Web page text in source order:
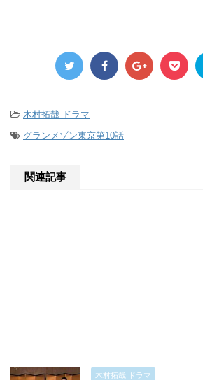
-木村拓哉 ドラマ
-グランメゾン東京第10話
関連記事
木村拓哉 ドラマ